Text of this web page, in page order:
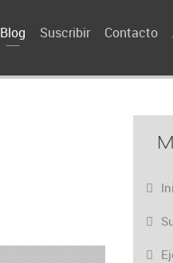
Blog Suscribir Contacto